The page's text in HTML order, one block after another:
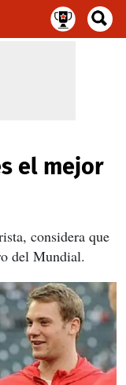
el mejor
considera que
del Mundial.